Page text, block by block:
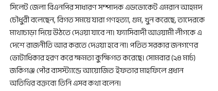
সিলেট জেলা বিএনপির সাধারণ সম্পাদক এডভোকেট এমরান আহমদ
চৌধুরী বলেছেন, বিগত সময়ে যারা গণহত্যা, গুম, খুন করেছে, তাদেরকে
মাথাচাড়া দিয়ে উঠতে দেওয়া যাবে না। ফ্যাসিবাদী আওয়ামী লীগকে এ
দেশে রাজনীতি আর করতে দেওয়া হবে না। পতিত সরকার জনগণের
ভোটাধিকার হরণ করে ক্ষমতা কুক্ষিগত করেছে। সোমবার (২৪ মার্চ)
জকিগঞ্জ পৌর বাসস্ট্যান্ডে আয়োজিত ইফতার মাহফিলে প্রধান
অতিথির বক্তব্যে তিনি এসব কথা বলেন।